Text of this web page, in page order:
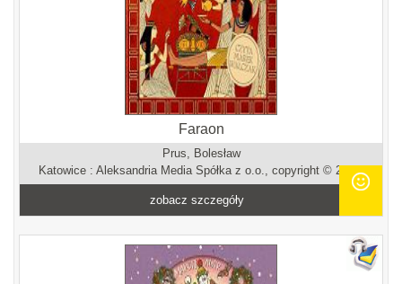
Faraon
Prus, Bolesław
Katowice : Aleksandria Media Spółka z o.o., copyright © 2025.
zobacz szczegóły